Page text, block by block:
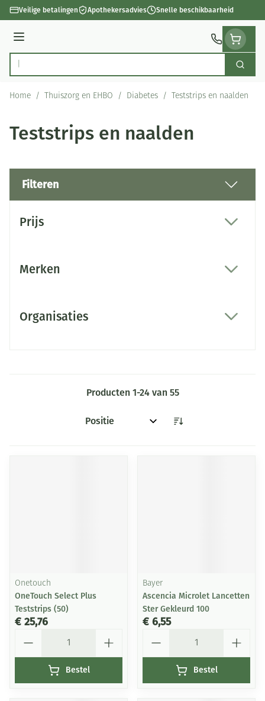
Ga naar de inhoud
Veilige betalingen Apothekersadvies Snelle beschikbaarheid
Menu
Product, merk, categorie... Zoek
Home / Thuiszorg en EHBO / Diabetes / Teststrips en naalden
Teststrips en naalden
Filteren
Prijs
Merken
Organisaties
Producten 1-24van 55
Sorteer op:
Onetouch
OneTouch Select Plus
Teststrips (50)
€ 25,76
Bestel
Bayer
Ascencia Microlet Lancetten
Ster Gekleurd 100
€ 6,55
Bestel